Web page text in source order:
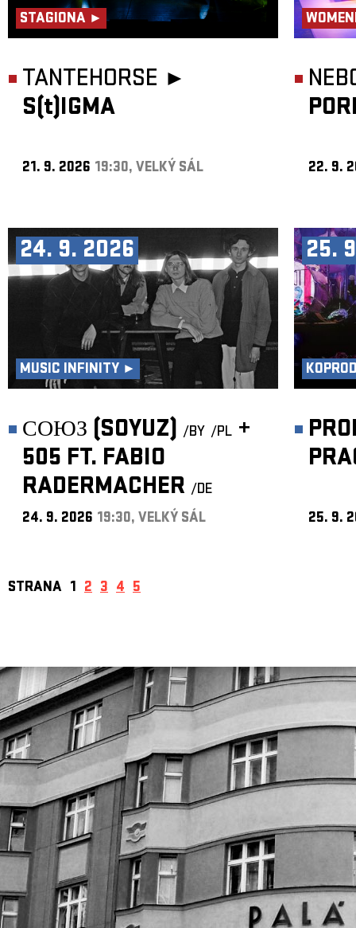
STAGIONA ►
TANTEHORSE ►
S(t)IGMA
21. 9. 2026 19:30, VELKÝ SÁL 22. 9.
24. 9. 2026
MUSIC INFINITY ►
СОЮЗ (SOYUZ) /BY /PL +
505 FT. FABIO
RADERMACHER /DE
24. 9. 2026 19:30, VELKÝ SÁL
25.
25. 9.
STRANA 1 2 3 4 5